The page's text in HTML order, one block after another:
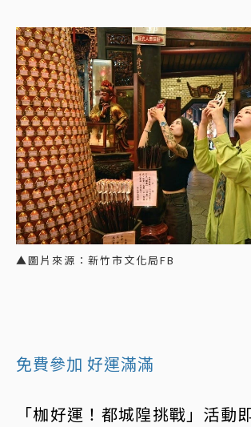
▲圖片來源：新竹市文化局FB
免費參加 好運滿滿
「枷好運！都城隍挑戰」活動